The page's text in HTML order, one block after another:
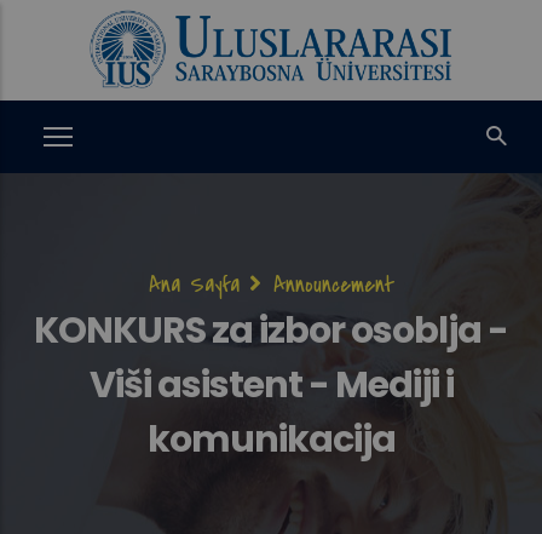
Sayfa
yolu
Ana Sayfa Announcement
KONKURS za izbor osoblja -
Viši asistent - Mediji i
komunikacija